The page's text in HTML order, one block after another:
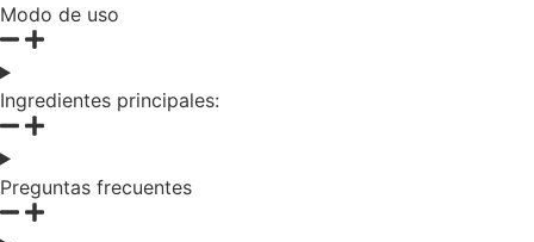
Modo de uso
Ingredientes principales:
Preguntas frecuentes